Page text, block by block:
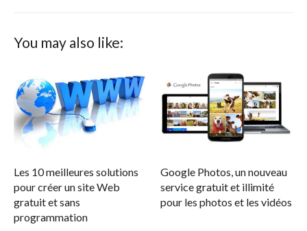
You may also like:
Les 10 meilleures solutions
pour créer un site Web
gratuit et sans
programmation
Google Photos, un nouveau
service gratuit et illimité
pour les photos et les vidéos